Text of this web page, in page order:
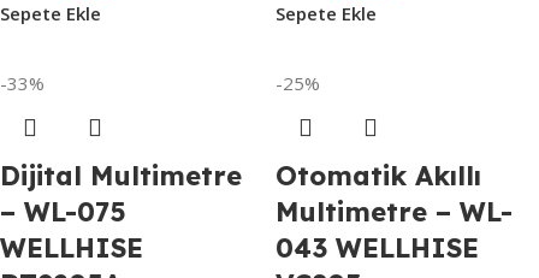
Sepete Ekle
Sepete Ekle
-33%
Dijital Multimetre
– WL-075
WELLHISE
-25%
Otomatik Akıllı
Multimetre – WL-
043 WELLHISE